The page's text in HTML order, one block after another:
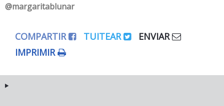
@margaritablunar
COMPARTIR TUITEAR
ENVIAR
IMPRIMIR